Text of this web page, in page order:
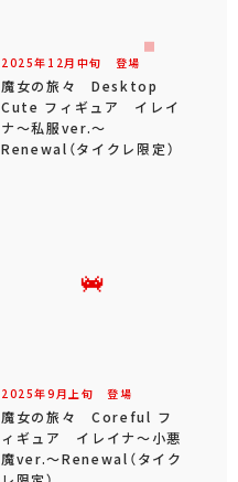
2025年 12 月 中旬 登場
魔女の旅々 Desktop
Cute フィギュア イレイ
ナ～私服ver.～
Renewal（タイクレ限定）
2025年9 月 上旬 登場
魔女の旅々 Coreful フ
ィギュア イレイナ～小悪
魔ver.～Renewal（タイク